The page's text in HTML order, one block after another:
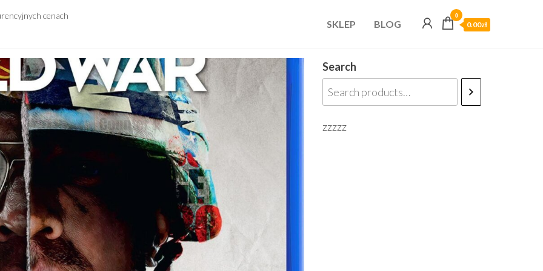
cenach
SKLEP BLOG
0
0.00zł
Search
zzzzz